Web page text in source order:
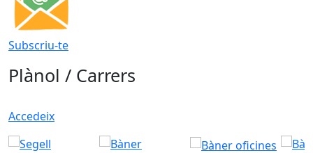
Subscriu-te
Plànol / Carrers
Accedeix